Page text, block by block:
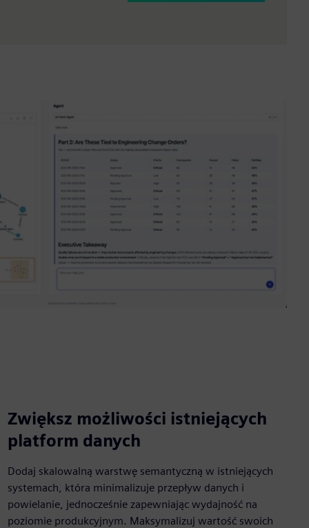
Zwiększ możliwości istniejących
platform danych
Dodaj skalowalną warstwę semantyczną w istniejących
systemach, która minimalizuje przepływ danych i
powielanie, jednocześnie zapewniając wydajność na
poziomie produkcyjnym. Maksymalizuj wartość swoich